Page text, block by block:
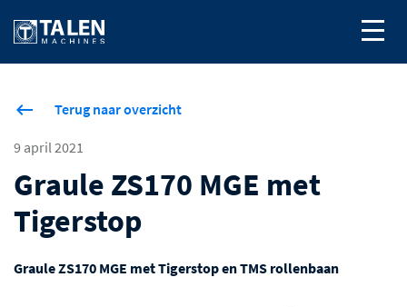
Terug naar overzicht
9 april 2021
Graule ZS170 MGE met
Tigerstop
Graule ZS170 MGE met Tigerstop en TMS rollenbaan